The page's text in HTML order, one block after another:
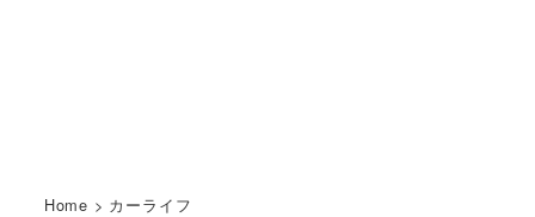
Home > カーライフ